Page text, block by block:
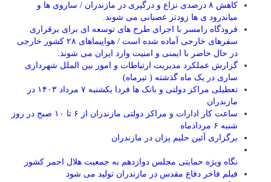
کاهش ۸ درصدی نزاع و درگیری در مازندران / ساروی ها و
میاندرود ی ها زودتر عصبانی می شوند.
فرودگاه رامسر با اجرای طرح های توسعه ای برای برقراری
سفرهای خارجی آماده شده است / هواپیماهای ۲۸ کشور خارجی
در حال حاضر با ایمنی و امنیت وارد ایران می شوند.
گزارش عملکرد مدیریت ارتباطات و امور بین الملل شهرداری
ساری در یک ماه گذشته ( تیرماه)
تعطیلی مراکز دولتی و بانک ها فردا یکشنبه ۷ مرداد ۱۴۰۳ در
مازندران
ساعت کار ادارات و مراکز دولتی مازندران از ۶ تا ۱۰ صبح در روز
شنبه ۶ مردادماه
برگزاری آئین حلیم پزان در مازندران
نگاه ویژه حمایتی مجلس دوازدهم به جمعیت هلال احمر کشور
فیلم فاخر دفاع مقدس در مازندران تولید می شود